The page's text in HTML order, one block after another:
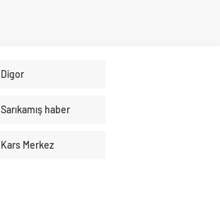
Digor
Sarıkamış haber
Kars Merkez